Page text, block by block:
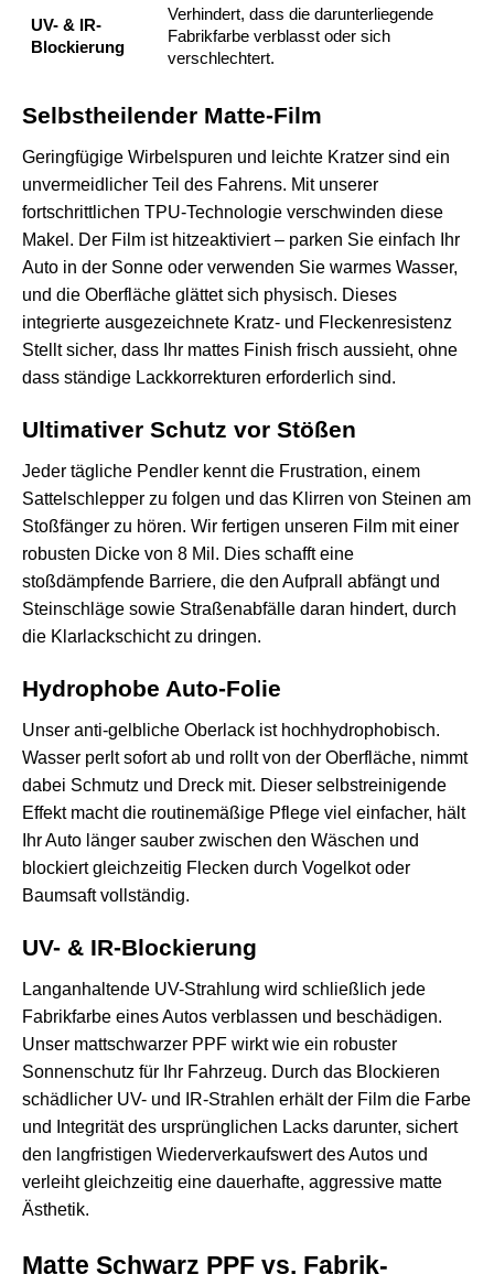
UV- & IR-
Blockierung
Verhindert, dass die darunterliegende
Fabrikfarbe verblasst oder sich
verschlechtert.
Selbstheilender Matte-Film
Geringfügige Wirbelspuren und leichte Kratzer sind ein
unvermeidlicher Teil des Fahrens. Mit unserer
fortschrittlichen TPU-Technologie verschwinden diese
Makel. Der Film ist hitzeaktiviert – parken Sie einfach Ihr
Auto in der Sonne oder verwenden Sie warmes Wasser,
und die Oberfläche glättet sich physisch. Dieses
integrierte ausgezeichnete Kratz- und Fleckenresistenz
Stellt sicher, dass Ihr mattes Finish frisch aussieht, ohne
dass ständige Lackkorrekturen erforderlich sind.
Ultimativer Schutz vor Stößen
Jeder tägliche Pendler kennt die Frustration, einem
Sattelschlepper zu folgen und das Klirren von Steinen am
Stoßfänger zu hören. Wir fertigen unseren Film mit einer
robusten Dicke von 8 Mil. Dies schafft eine
stoßdämpfende Barriere, die den Aufprall abfängt und
Steinschläge sowie Straßenabfälle daran hindert, durch
die Klarlackschicht zu dringen.
Hydrophobe Auto-Folie
Unser anti-gelbliche Oberlack ist hochhydrophobisch.
Wasser perlt sofort ab und rollt von der Oberfläche, nimmt
dabei Schmutz und Dreck mit. Dieser selbstreinigende
Effekt macht die routinemäßige Pflege viel einfacher, hält
Ihr Auto länger sauber zwischen den Wäschen und
blockiert gleichzeitig Flecken durch Vogelkot oder
Baumsaft vollständig.
UV- & IR-Blockierung
Langanhaltende UV-Strahlung wird schließlich jede
Fabrikfarbe eines Autos verblassen und beschädigen.
Unser mattschwarzer PPF wirkt wie ein robuster
Sonnenschutz für Ihr Fahrzeug. Durch das Blockieren
schädlicher UV- und IR-Strahlen erhält der Film die Farbe
und Integrität des ursprünglichen Lacks darunter, sichert
den langfristigen Wiederverkaufswert des Autos und
verleiht gleichzeitig eine dauerhafte, aggressive matte
Ästhetik.
Matte Schwarz PPF vs. Fabrik-